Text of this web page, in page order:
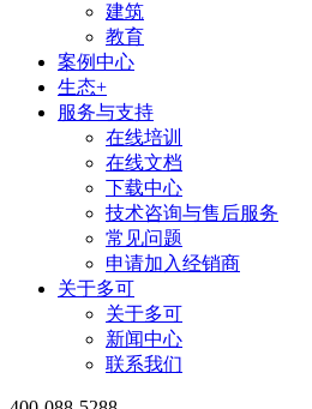
建筑
教育
案例中心
生态+
服务与支持
在线培训
在线文档
下载中心
技术咨询与售后服务
常见问题
申请加入经销商
关于多可
关于多可
新闻中心
联系我们